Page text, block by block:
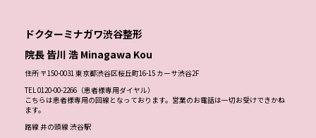
ドクターミナガワ渋谷整形
院長 皆川 浩 Minagawa Kou
住所 〒150-0031 東京都渋谷区桜丘町16-15 カーサ渋谷2F
TEL 0120-00-2266（患者様専用ダイヤル）
こちらは患者様専用の回線となっております。営業のお電話は一切お受けできかね
ます。
路線 井の頭線 渋谷駅